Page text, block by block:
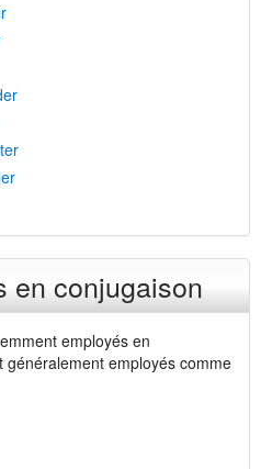
en conjugaison
employés en
employés comme